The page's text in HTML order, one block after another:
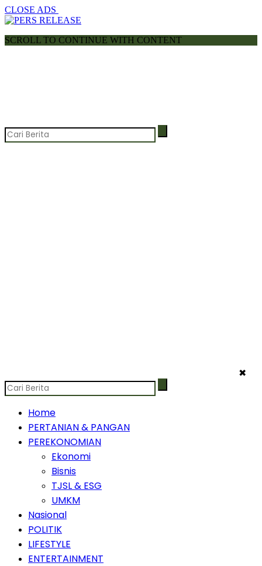
CLOSE ADS
SCROLL TO CONTINUE WITH CONTENT
✖
Home
PERTANIAN & PANGAN
PEREKONOMIAN
Ekonomi
Bisnis
TJSL & ESG
UMKM
Nasional
POLITIK
LIFESTYLE
ENTERTAINMENT